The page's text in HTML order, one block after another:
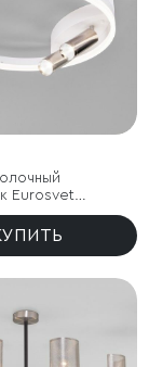
Eurosvet
3